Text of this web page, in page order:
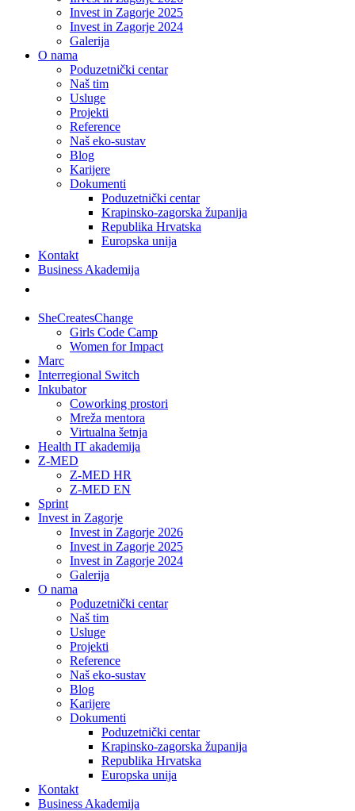
Invest in Zagorje 2025
Invest in Zagorje 2024
Galerija
O nama
Poduzetnički centar
Naš tim
Usluge
Projekti
Reference
Naš eko-sustav
Blog
Karijere
Dokumenti
Poduzetnički centar
Krapinsko-zagorska županija
Republika Hrvatska
Europska unija
Kontakt
Business Akademija
SheCreatesChange
Girls Code Camp
Women for Impact
Marc
Interregional Switch
Inkubator
Coworking prostori
Mreža mentora
Virtualna šetnja
Health IT akademija
Z-MED
Z-MED HR
Z-MED EN
Sprint
Invest in Zagorje
Invest in Zagorje 2026
Invest in Zagorje 2025
Invest in Zagorje 2024
Galerija
O nama
Poduzetnički centar
Naš tim
Usluge
Projekti
Reference
Naš eko-sustav
Blog
Karijere
Dokumenti
Poduzetnički centar
Krapinsko-zagorska županija
Republika Hrvatska
Europska unija
Kontakt
Business Akademija